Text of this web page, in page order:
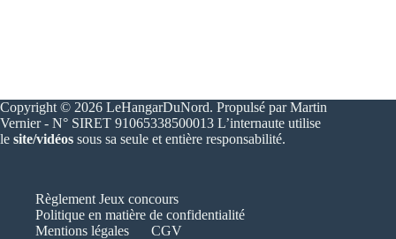
Copyright © 2026 LeHangarDuNord. Propulsé par Martin
Vernier - N° SIRET 91065338500013 L’internaute utilise
le site/vidéos sous sa seule et entière responsabilité.
Règlement Jeux concours
Politique en matière de confidentialité
Mentions légales
CGV